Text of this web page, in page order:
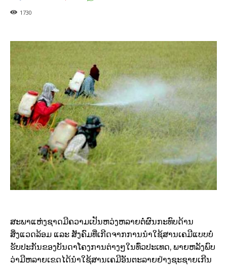
1730
ສະພາແຫ່ງຊາດມີຄວາມເປັນຫວ່ງຫລາຍຕໍ່ຜົນກະທົບດ້ານ
ສິ່ງແວດລ້ອມ ແລະ ສັງຄົມທີ່ເກີດຈາກການນໍາໃຊ້ສານເຄມີແບບບໍ່
ຮັບປະກັນຂອງບັນດາໂຄງການຕ່າງໆໃນທົ່ວປະເທດ, ພາຍຫລັງພົບ
ວ່າມີຫລາຍເຂດໄດ້ນໍາໃຊ້ສານເຄມີອັນຕະລາຍຢ່າງຊະຊາຍເກີນ